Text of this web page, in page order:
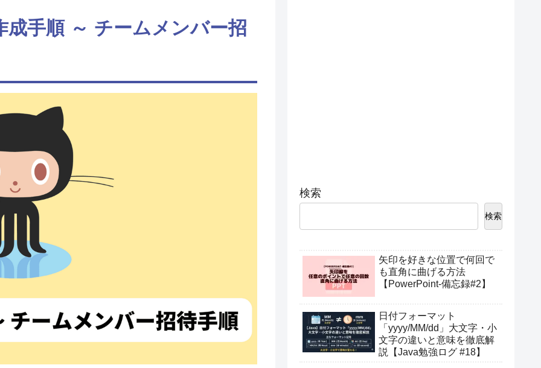
手順 ～ チームメンバー招
検索
検索
矢印を好きな位置で何回で
も直角に曲げる方法
【PowerPoint-備忘録#2】
日付フォーマット
「yyyy/MM/dd」大文字・小
文字の違いと意味を徹底解
説【Java勉強ログ #18】